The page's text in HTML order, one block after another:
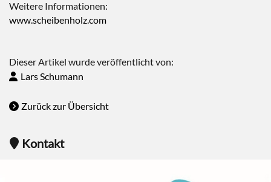
Weitere Informationen:
www.scheibenholz.com
Dieser Artikel wurde veröffentlicht von:
Lars Schumann
Zurück zur Übersicht
Kontakt